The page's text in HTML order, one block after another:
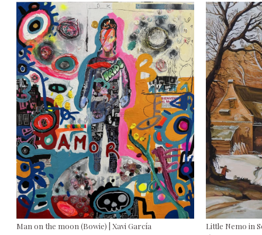
Man on the moon (Bowie) | Xavi García
Little Nemo in